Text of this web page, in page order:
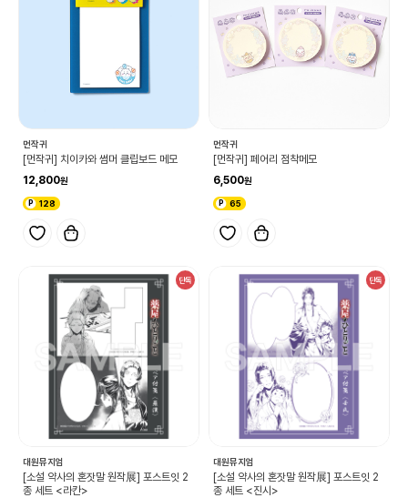
먼작귀
[먼작귀] 치이카와 썸머 클립보드 메모
12,800
128
먼작귀
[먼작귀] 페어리 점착메모
6,500
65
단독
대원뮤지엄
[소설 약사의 혼잣말 원작展] 포스트잇 2
종 세트 <라칸>
단독
대원뮤지엄
[소설 약사의 혼잣말 원작展] 포스트잇 2
종 세트 <진시>